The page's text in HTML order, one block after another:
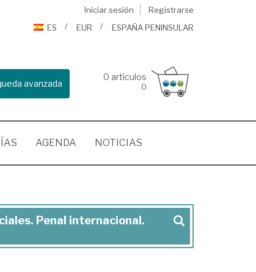
Iniciar sesión
Registrarse
ES
EUR ESPAÑA PENINSULAR
avanzada
0 artículos
0
AGENDA NOTICIAS
Penal internacional.